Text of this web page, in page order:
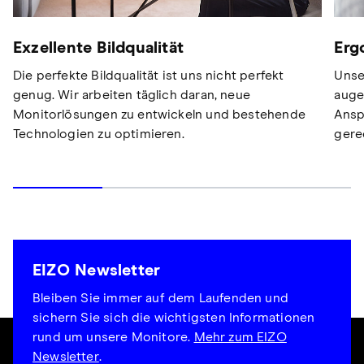
Exzellente Bildqualität
Die perfekte Bildqualität ist uns nicht perfekt
genug. Wir arbeiten täglich daran, neue
Monitorlösungen zu entwickeln und bestehende
Technologien zu optimieren.
EIZO Newsletter
Bleiben Sie immer auf dem Laufenden und
sichern Sie sich die wichtigsten Informationen
rund um unsere Monitore. Mehr zum EIZO
Newsletter.